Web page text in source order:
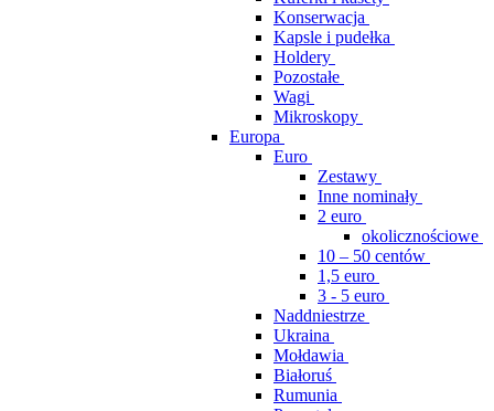
Konserwacja
Kapsle i pudełka
Holdery
Pozostałe
Wagi
Mikroskopy
Europa
Euro
Zestawy
Inne nominały
2 euro
okolicznościowe
10 – 50 centów
1,5 euro
3 - 5 euro
Naddniestrze
Ukraina
Mołdawia
Białoruś
Rumunia